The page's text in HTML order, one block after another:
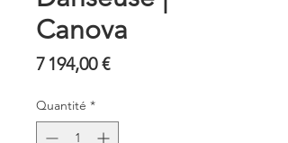
Canova
7 194,00 €Prix
Quantité *